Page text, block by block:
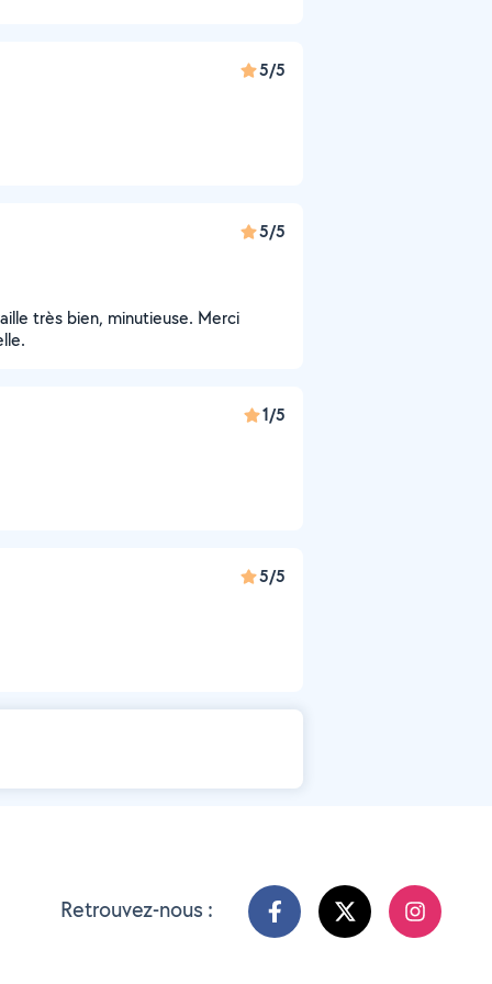
5/5
5/5
très bien, minutieuse. Merci
1/5
5/5
Retrouvez-nous :